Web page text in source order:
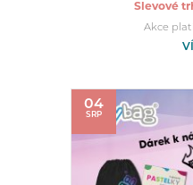
Slevové
Akce platí
04
SRP